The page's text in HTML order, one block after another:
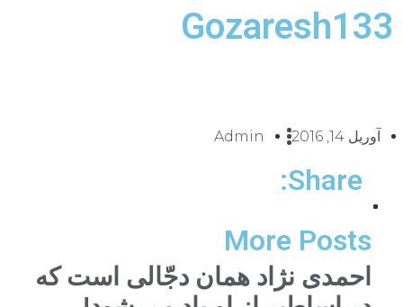
Gozaresh133
آوریل 14, 2016 Admin
Share:
More Posts
احمدی نژاد همان دجّالی است که